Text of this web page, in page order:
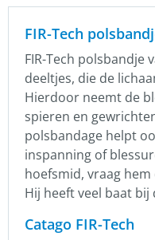
FIR-Tech
FIR-Tech polsbandje
deeltjes, die de
Hierdoor neemt de
spieren en
polsbandage helpt
inspanning of
hoefsmid, vraag
Hij heeft veel baat bij
Catago FIR-Tech